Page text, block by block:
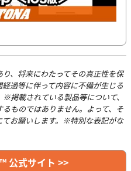
、将来にわたってその真正性を保
過等に伴って内容に不備が生じる
掲載されている製品等について、
ものではありません。よって、そ
てお願いします。※特別な表記がな
公式サイト >>